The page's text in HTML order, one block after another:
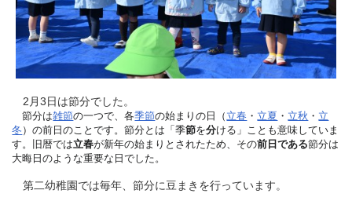
2月3日は節分でした。
節分は雑節の一つで、各季節の始まりの日（ 立春 ・ 立夏 ・ 立秋 ・ 立
冬 ）の前日のことです。節分とは「季節を分ける」ことも意味していま
す。旧暦では立春が新年の始まりとされたため、その前日である節分は
大晦日のような重要な日でした。
第二幼稚園では毎年、節分に豆まきを行っています。